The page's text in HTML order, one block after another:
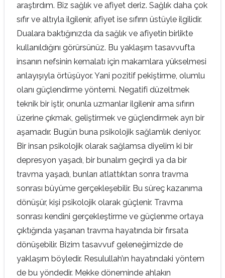
araştırdım. Biz sağlık ve afiyet deriz. Sağlık daha çok
sıfır ve altıyla ilgilenir, afiyet ise sıfırın üstüyle ilgilidir.
Dualara baktığınızda da sağlık ve afiyetin birlikte
kullanıldığını görürsünüz. Bu yaklaşım tasavvufta
insanın nefsinin kemalatı için makamlara yükselmesi
anlayışıyla örtüşüyor. Yani pozitif pekiştirme, olumlu
olanı güçlendirme yöntemi. Negatifi düzeltmek
teknik bir iştir, onunla uzmanlar ilgilenir ama sıfırın
üzerine çıkmak, geliştirmek ve güçlendirmek ayrı bir
aşamadır. Bugün buna psikolojik sağlamlık deniyor.
Bir insan psikolojik olarak sağlamsa diyelim ki bir
depresyon yaşadı, bir bunalım geçirdi ya da bir
travma yaşadı, bunları atlattıktan sonra travma
sonrası büyüme gerçekleşebilir. Bu süreç kazanıma
dönüşür, kişi psikolojik olarak güçlenir. Travma
sonrası kendini gerçekleştirme ve güçlenme ortaya
çıktığında yaşanan travma hayatında bir fırsata
dönüşebilir. Bizim tasavvuf geleneğimizde de
yaklaşım böyledir. Resulullah’ın hayatındaki yöntem
de bu yöndedir. Mekke döneminde ahlakın